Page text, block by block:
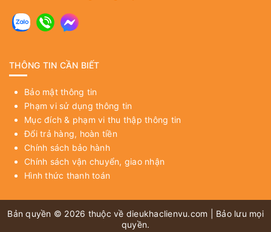
THÔNG TIN CẦN BIẾT
Bảo mật thông tin
Phạm vi sử dụng thông tin
Mục đích & phạm vi thu thập thông tin
Đổi trả hàng, hoàn tiền
Chính sách bảo hành
Chính sách vận chuyển, giao nhận
Hình thức thanh toán
Bản quyền © 2026 thuộc về dieukhaclienvu.com | Bảo lưu mọi
quyền.